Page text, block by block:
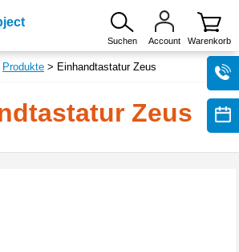
Suchen Account Warenkorb
Produkte > Einhandtastatur Zeus
Zeus